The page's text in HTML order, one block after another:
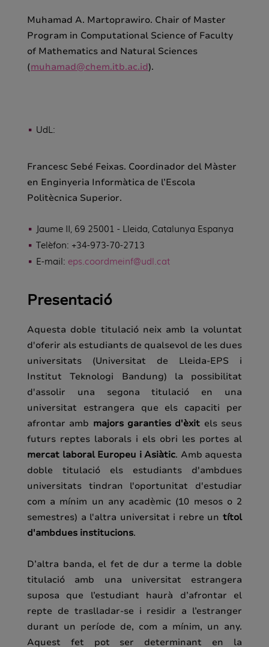
Muhamad A. Martoprawiro. Chair of Master
Program in Computational Science of Faculty
of Mathematics and Natural Sciences
(muhamad@chem.itb.ac.id).
UdL:
Francesc Sebé Feixas. Coordinador del Màster
en Enginyeria Informàtica de l’Escola
Politècnica Superior.
Jaume II, 69 25001 - Lleida, Catalunya Espanya
Telèfon: +34-973-70-2713
E-mail: eps.coordmeinf@udl.cat
Presentació
Aquesta doble titulació neix amb la voluntat
d'oferir als estudiants de qualsevol de les dues
universitats (Universitat de Lleida-EPS i
Institut Teknologi Bandung) la possibilitat
d'assolir una segona titulació en una
universitat estrangera que els capaciti per
afrontar amb majors garanties d'èxit els seus
futurs reptes laborals i els obri les portes al
mercat laboral Europeu i Asiàtic. Amb aquesta
doble titulació els estudiants d'ambdues
universitats tindran l'oportunitat d'estudiar
com a mínim un any acadèmic (10 mesos o 2
semestres) a l'altra universitat i rebre un títol
d'ambdues institucions.
D’altra banda, el fet de dur a terme la doble
titulació amb una universitat estrangera
suposa que l’estudiant haurà d’afrontar el
repte de traslladar-se i residir a l’estranger
durant un període de, com a mínim, un any.
Aquest fet pot ser determinant en la